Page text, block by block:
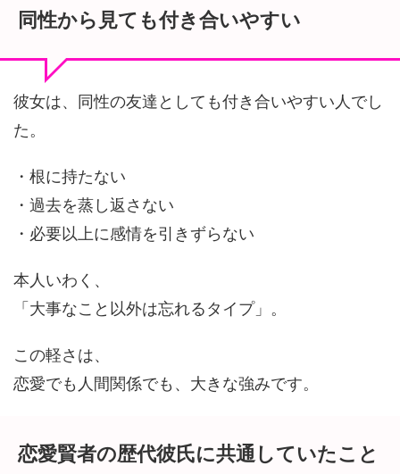
同性から見ても付き合いやすい
彼女は、同性の友達としても付き合いやすい人でし
た。
・根に持たない
・過去を蒸し返さない
・必要以上に感情を引きずらない
本人いわく、
「大事なこと以外は忘れるタイプ」。
この軽さは、
恋愛でも人間関係でも、大きな強みです。
恋愛賢者の歴代彼氏に共通していたこと